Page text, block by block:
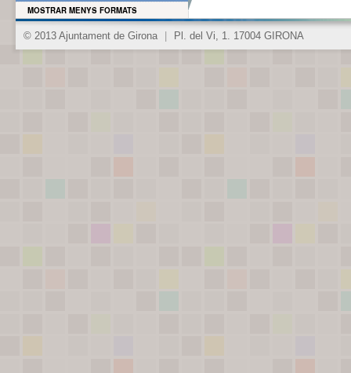
MOSTRAR MENYS FORMATS
© 2013 Ajuntament de Girona Pl. del Vi, 1. 17004 GIRONA